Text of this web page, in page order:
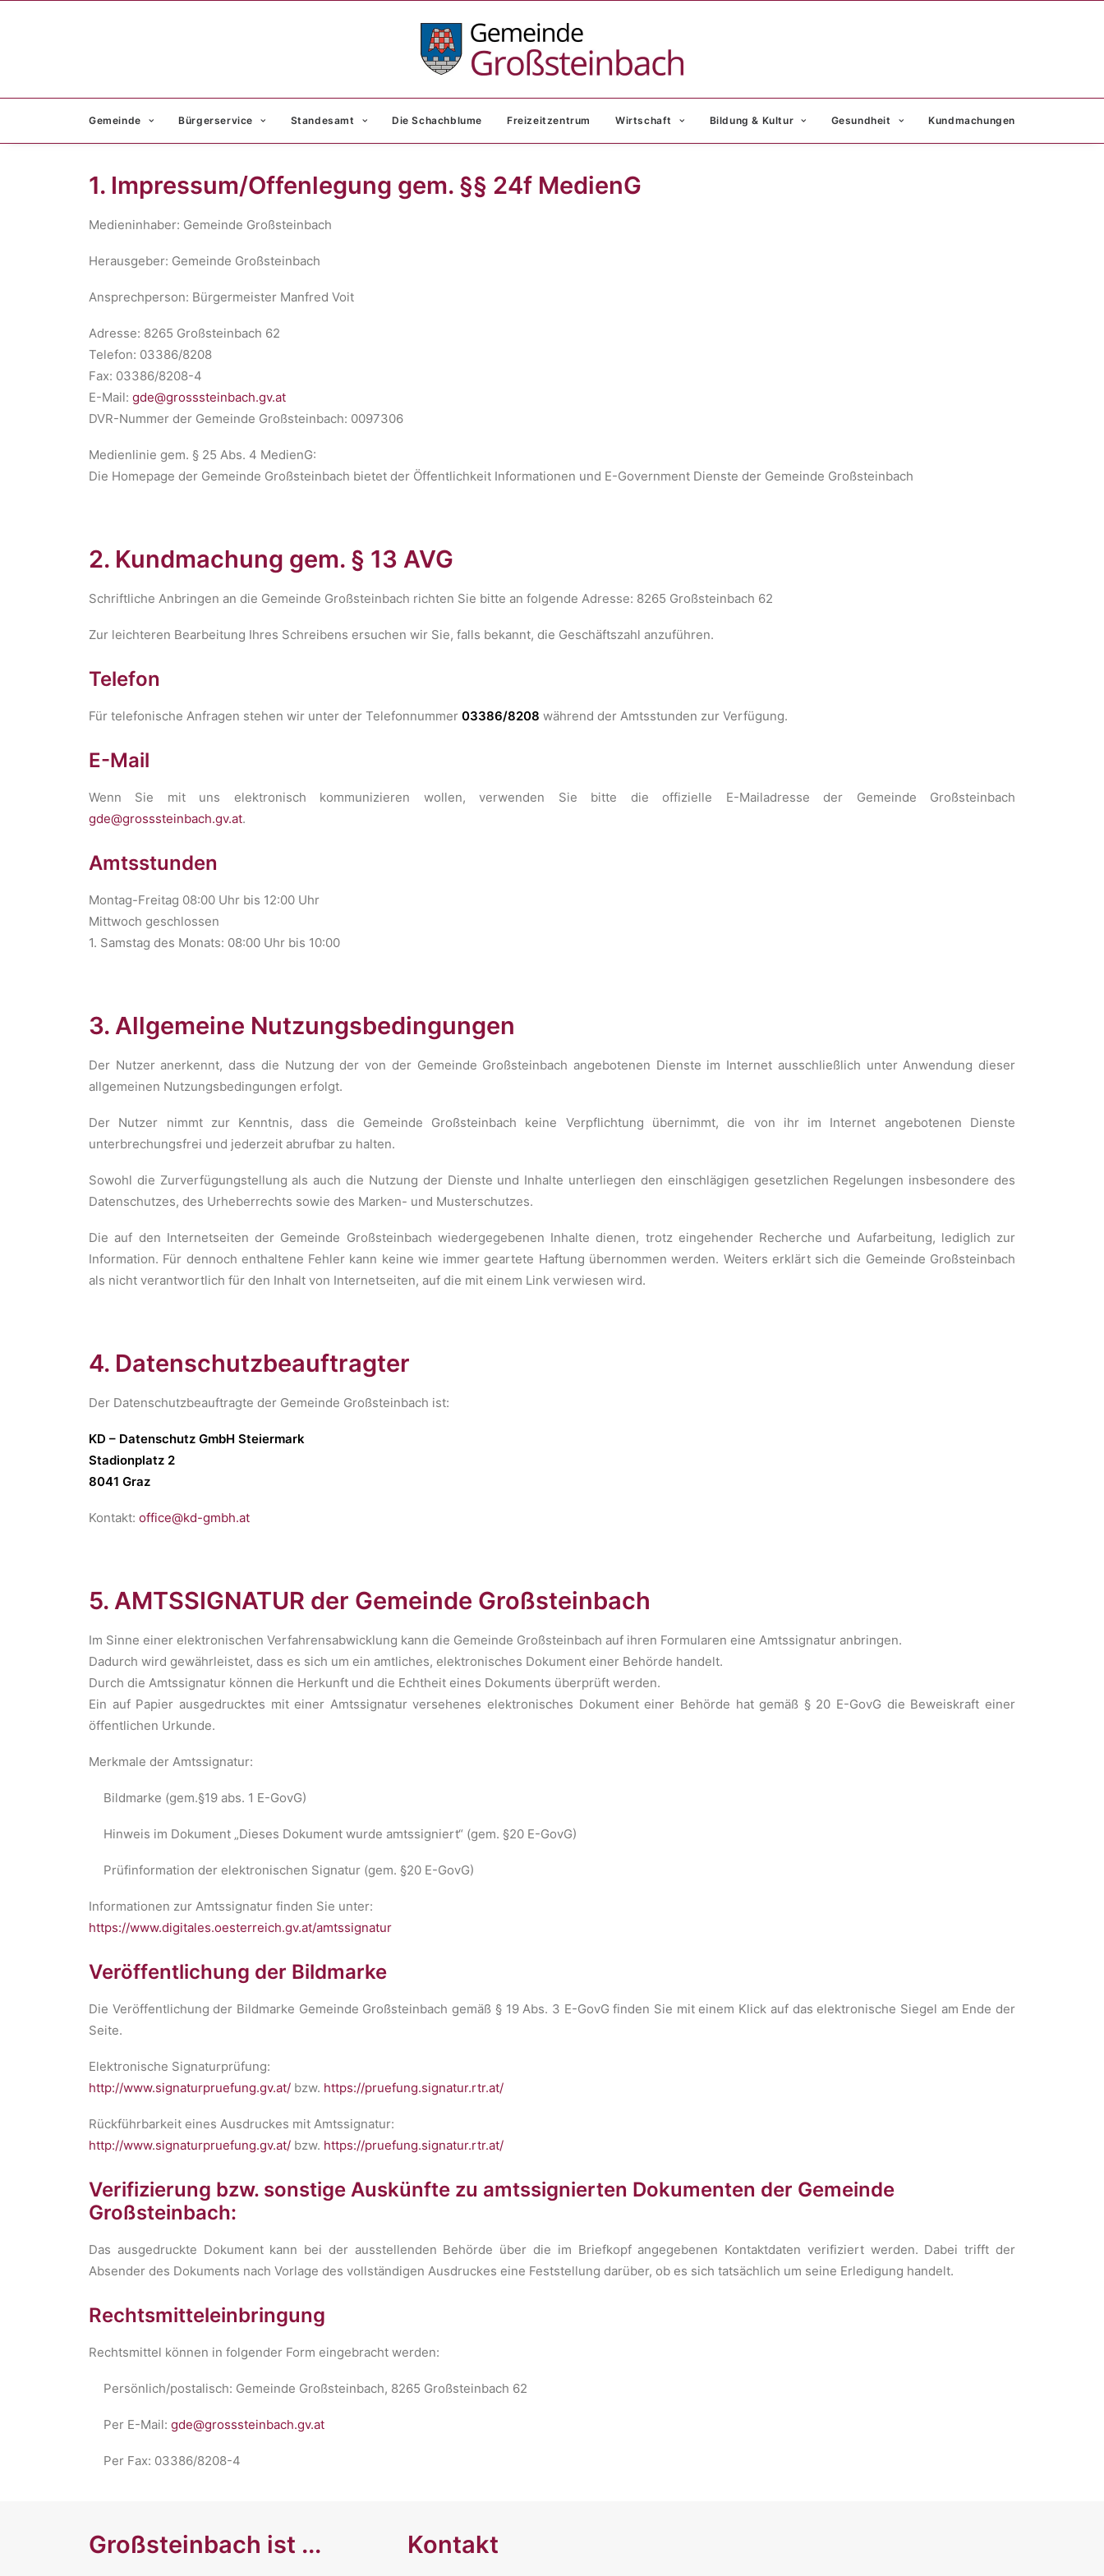
Gemeinde Bürgerservice Standesamt Die Schachblume Freizeitzentrum Wirtschaft Bildung & Kultur Gesundheit Kundmachungen
1. Impressum/Offenlegung gem. §§ 24f MedienG
Medieninhaber: Gemeinde Großsteinbach
Herausgeber: Gemeinde Großsteinbach
Ansprechperson: Bürgermeister Manfred Voit
Adresse: 8265 Großsteinbach 62
Telefon: 03386/8208
Fax: 03386/8208-4
E-Mail: gde@grosssteinbach.gv.at
DVR-Nummer der Gemeinde Großsteinbach: 0097306
Medienlinie gem. § 25 Abs. 4 MedienG:
Die Homepage der Gemeinde Großsteinbach bietet der Öffentlichkeit Informationen und E-Government Dienste der Gemeinde Großsteinbach
2. Kundmachung gem. § 13 AVG
Schriftliche Anbringen an die Gemeinde Großsteinbach richten Sie bitte an folgende Adresse: 8265 Großsteinbach 62
Zur leichteren Bearbeitung Ihres Schreibens ersuchen wir Sie, falls bekannt, die Geschäftszahl anzuführen.
Telefon
Für telefonische Anfragen stehen wir unter der Telefonnummer 03386/8208 während der Amtsstunden zur Verfügung.
E-Mail
Wenn Sie mit uns elektronisch kommunizieren wollen, verwenden Sie bitte die offizielle E-Mailadresse der Gemeinde Großsteinbach
gde@grosssteinbach.gv.at.
Amtsstunden
Montag-Freitag 08:00 Uhr bis 12:00 Uhr
Mittwoch geschlossen
1. Samstag des Monats: 08:00 Uhr bis 10:00
3. Allgemeine Nutzungsbedingungen
Der Nutzer anerkennt, dass die Nutzung der von der Gemeinde Großsteinbach angebotenen Dienste im Internet ausschließlich unter Anwendung dieser
allgemeinen Nutzungsbedingungen erfolgt.
Der Nutzer nimmt zur Kenntnis, dass die Gemeinde Großsteinbach keine Verpflichtung übernimmt, die von ihr im Internet angebotenen Dienste
unterbrechungsfrei und jederzeit abrufbar zu halten.
Sowohl die Zurverfügungstellung als auch die Nutzung der Dienste und Inhalte unterliegen den einschlägigen gesetzlichen Regelungen insbesondere des
Datenschutzes, des Urheberrechts sowie des Marken- und Musterschutzes.
Die auf den Internetseiten der Gemeinde Großsteinbach wiedergegebenen Inhalte dienen, trotz eingehender Recherche und Aufarbeitung, lediglich zur
Information. Für dennoch enthaltene Fehler kann keine wie immer geartete Haftung übernommen werden. Weiters erklärt sich die Gemeinde Großsteinbach
als nicht verantwortlich für den Inhalt von Internetseiten, auf die mit einem Link verwiesen wird.
4. Datenschutzbeauftragter
Der Datenschutzbeauftragte der Gemeinde Großsteinbach ist:
KD – Datenschutz GmbH Steiermark
Stadionplatz 2
8041 Graz
Kontakt: office@kd-gmbh.at
5. AMTSSIGNATUR der Gemeinde Großsteinbach
Im Sinne einer elektronischen Verfahrensabwicklung kann die Gemeinde Großsteinbach auf ihren Formularen eine Amtssignatur anbringen.
Dadurch wird gewährleistet, dass es sich um ein amtliches, elektronisches Dokument einer Behörde handelt.
Durch die Amtssignatur können die Herkunft und die Echtheit eines Dokuments überprüft werden.
Ein auf Papier ausgedrucktes mit einer Amtssignatur versehenes elektronisches Dokument einer Behörde hat gemäß § 20 E-GovG die Beweiskraft einer
öffentlichen Urkunde.
Merkmale der Amtssignatur:
Bildmarke (gem.§19 abs. 1 E-GovG)
Hinweis im Dokument „Dieses Dokument wurde amtssigniert“ (gem. §20 E-GovG)
Prüfinformation der elektronischen Signatur (gem. §20 E-GovG)
Informationen zur Amtssignatur finden Sie unter:
https://www.digitales.oesterreich.gv.at/amtssignatur
Veröffentlichung der Bildmarke
Die Veröffentlichung der Bildmarke Gemeinde Großsteinbach gemäß § 19 Abs. 3 E-GovG finden Sie mit einem Klick auf das elektronische Siegel am Ende der
Seite.
Elektronische Signaturprüfung:
http://www.signaturpruefung.gv.at/ bzw. https://pruefung.signatur.rtr.at/
Rückführbarkeit eines Ausdruckes mit Amtssignatur:
http://www.signaturpruefung.gv.at/ bzw. https://pruefung.signatur.rtr.at/
Verifizierung bzw. sonstige Auskünfte zu amtssignierten Dokumenten der Gemeinde
Großsteinbach:
Das ausgedruckte Dokument kann bei der ausstellenden Behörde über die im Briefkopf angegebenen Kontaktdaten verifiziert werden. Dabei trifft der
Absender des Dokuments nach Vorlage des vollständigen Ausdruckes eine Feststellung darüber, ob es sich tatsächlich um seine Erledigung handelt.
Rechtsmitteleinbringung
Rechtsmittel können in folgender Form eingebracht werden:
Persönlich/postalisch: Gemeinde Großsteinbach, 8265 Großsteinbach 62
Per E-Mail: gde@grosssteinbach.gv.at
Per Fax: 03386/8208-4
Großsteinbach ist ... Kontakt